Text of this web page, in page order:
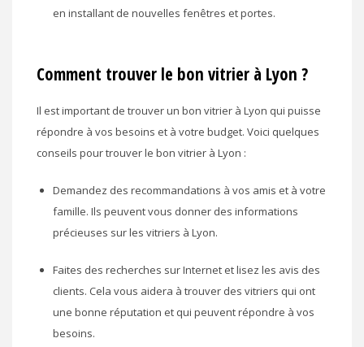
en installant de nouvelles fenêtres et portes.
Comment trouver le bon vitrier à Lyon ?
Il est important de trouver un bon vitrier à Lyon qui puisse
répondre à vos besoins et à votre budget. Voici quelques
conseils pour trouver le bon vitrier à Lyon :
Demandez des recommandations à vos amis et à votre
famille. Ils peuvent vous donner des informations
précieuses sur les vitriers à Lyon.
Faites des recherches sur Internet et lisez les avis des
clients. Cela vous aidera à trouver des vitriers qui ont
une bonne réputation et qui peuvent répondre à vos
besoins.